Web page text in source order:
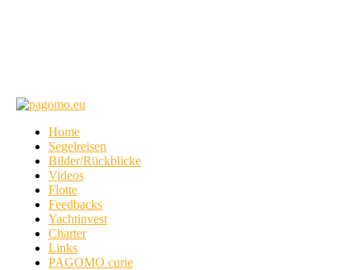
Home
Segelreisen
Bilder/Rückblicke
Videos
Flotte
Feedbacks
Yachtinvest
Charter
Links
PAGOMO curie